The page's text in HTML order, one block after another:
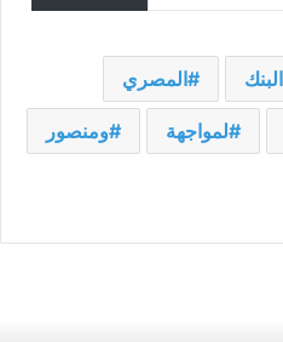
البنك المصري
لمواجهة ومنصور